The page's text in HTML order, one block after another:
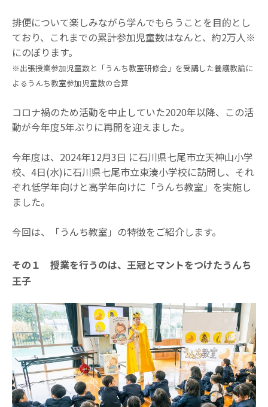
排便について楽しみながら学んでもらうことを目的とし
ており、これまでの累計参加児童数はなんと、約2万人※
にのぼります。
※出張授業参加児童数と「うんち教室研修会」を受講した養護教諭に
よるうんち教室参加児童数の合算
コロナ禍のため活動を中止していた2020年以降、この活
動が今年度5年ぶりに再開を迎えました。
今年度は、2024年12月3日 に石川県七尾市立天神山小学
校、4日(水)に石川県七尾市立東湊小学校に訪問し、それ
ぞれ低学年向けと高学年向けに「うんち教室」を実施し
ました。
今回は、「うんち教室」の特徴をご紹介します。
その１ 授業を行うのは、王冠とマントをつけたうんち
王子